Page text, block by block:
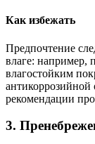
Как избежать
Предпочтение
влаге: например,
влагостойким
антикоррозийной
рекомендации
3.